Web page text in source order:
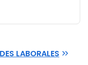
LABORALES